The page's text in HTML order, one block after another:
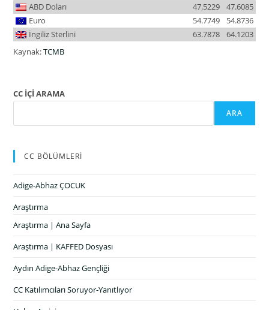
ABD Doları 47.6085
47.5229
Euro
54.8736
54.7749
İngiliz Sterlini
64.1203
63.7878
Kaynak:TCMB
CC İÇİ ARAMA
ARA
CC BÖLÜMLERİ
Adige-Abhaz ÇOCUK
Araştırma
Araştırma | Ana Sayfa
Araştırma | KAFFED Dosyası
Aydın Adige-Abhaz Gençliği
CC Katılımcıları Soruyor-Yanıtlıyor